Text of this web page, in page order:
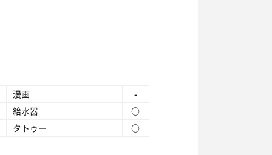
漫画
-
給水器
○
タトゥー ○